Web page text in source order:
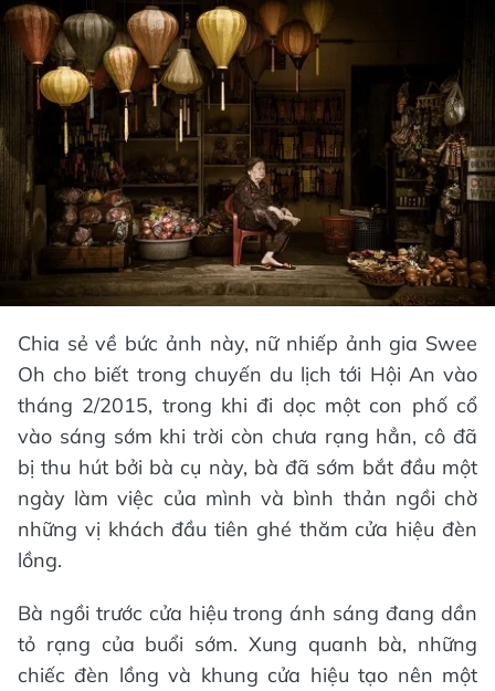
Chia sẻ về bức ảnh này, nữ nhiếp ảnh gia Swee
Oh cho biết trong chuyến du lịch tới Hội An vào
tháng 2/2015, trong khi đi dọc một con phố cổ
vào sáng sớm khi trời còn chưa rạng hẳn, cô đã
bị thu hút bởi bà cụ này, bà đã sớm bắt đầu một
ngày làm việc của mình và bình thản ngồi chờ
những vị khách đầu tiên ghé thăm cửa hiệu đèn
lồng.
Bà ngồi trước cửa hiệu trong ánh sáng đang dần
tỏ rạng của buổi sớm. Xung quanh bà, những
chiếc đèn lồng và khung cửa hiệu tạo nên một